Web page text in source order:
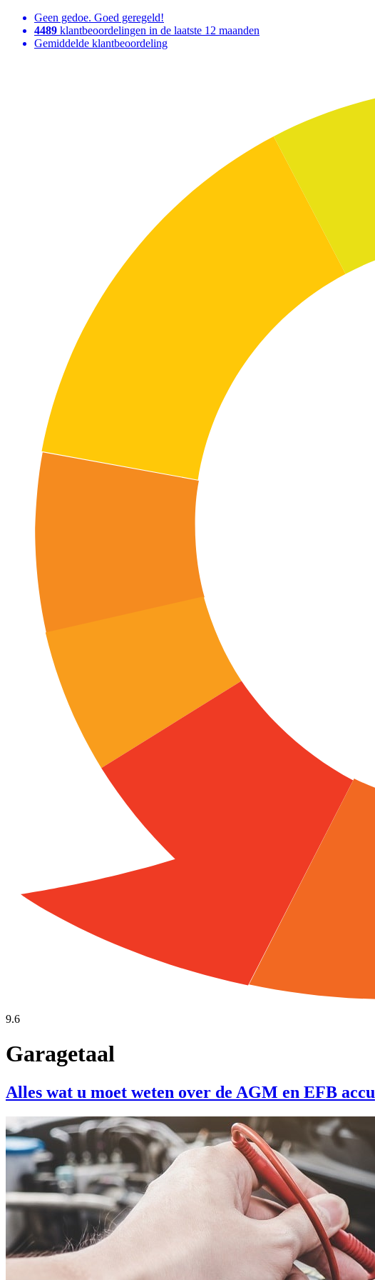
Geen gedoe. Goed geregeld!
4489 klantbeoordelingen in de laatste 12 maanden
Gemiddelde klantbeoordeling
9.6
Garagetaal
Alles wat u moet weten over de AGM en EFB accu